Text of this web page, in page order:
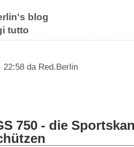
blog
tutto
22:58 da Red.Berlin
750 - die